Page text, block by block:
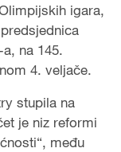
igara,
na 145.
4. veljače.
stupila na
je niz reformi
među